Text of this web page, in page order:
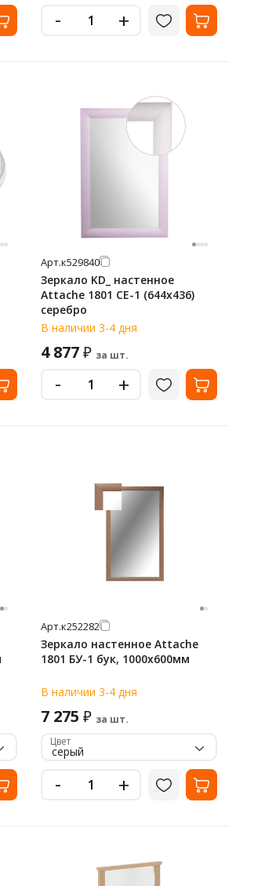
- +
Арт.к529840
Зеркало KD_ настенное
Attache 1801 СЕ-1 (644х436)
серебро
В наличии 3-4 дня
4 877₽ за шт.
- +
Арт.к252282
Зеркало настенное Attache
1801 БУ-1 бук, 1000х600мм
В наличии 3-4 дня
7 275 ₽ за шт.
Цвет
серый
- +